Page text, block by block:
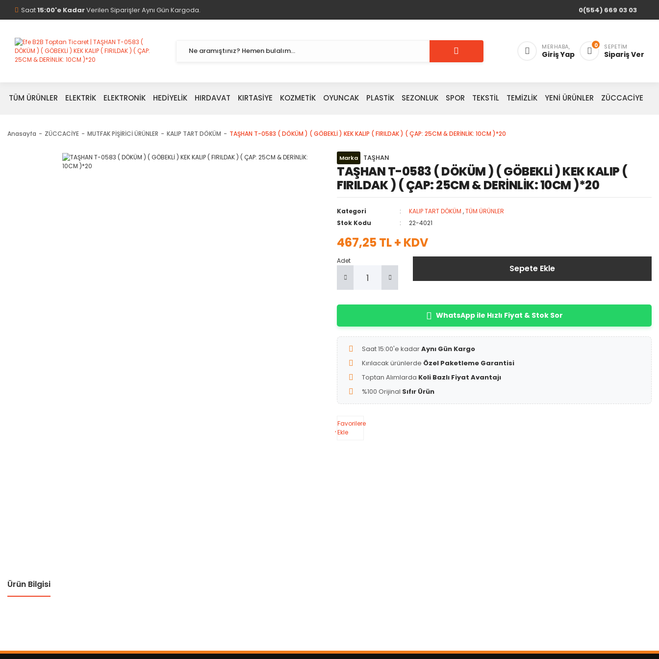
Saat15:00'e KadarVerilen Siparişler Aynı Gün Kargoda. 0(554) 669 03 03
MERHABA,
Giriş Yap
0 SEPETIM
Sipariş Ver
TÜM ÜRÜNLER ELEKTRİK ELEKTRONİK HEDİYELİK HIRDAVAT KIRTASİYE KOZMETİK OYUNCAK PLASTİK SEZONLUK SPOR TEKSTİL TEMİZLİK YENİ ÜRÜNLER ZÜCCACİYE
Anasayfa ZÜCCACİYE MUTFAK PİŞİRİCİ ÜRÜNLER KALIP TART DÖKÜM TAŞHAN T-0583 ( DÖKÜM ) ( GÖBEKLİ ) KEK KALIP ( FIRILDAK ) ( ÇAP: 25CM & DERİNLİK: 10CM )*20
Marka TAŞHAN
TAŞHAN T-0583 ( DÖKÜM ) ( GÖBEKLİ ) KEK KALIP (
FIRILDAK ) ( ÇAP: 25CM & DERİNLİK: 10CM )*20
Kategori KALIP TART DÖKÜM ,TÜM ÜRÜNLER
Stok Kodu
22-4021
467,25 TL + KDV
Adet
Sepete Ekle
WhatsApp ile Hızlı Fiyat & Stok Sor
Saat 15:00'e kadarAynı Gün Kargo
Kırılacak ürünlerde Özel Paketleme Garantisi
Toptan Alımlarda Koli Bazlı Fiyat Avantajı
%100 Orijinal Sıfır Ürün
Favorilere
Ekle
Ürün Bilgisi